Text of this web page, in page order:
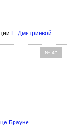
Е. Дмитриевой.
№ 47
Брауне